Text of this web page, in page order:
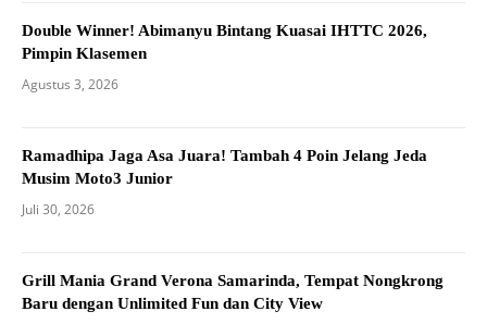
Double Winner! Abimanyu Bintang Kuasai IHTTC 2026,
Pimpin Klasemen
Agustus 3, 2026
Ramadhipa Jaga Asa Juara! Tambah 4 Poin Jelang Jeda
Musim Moto3 Junior
Juli 30, 2026
Grill Mania Grand Verona Samarinda, Tempat Nongkrong
Baru dengan Unlimited Fun dan City View